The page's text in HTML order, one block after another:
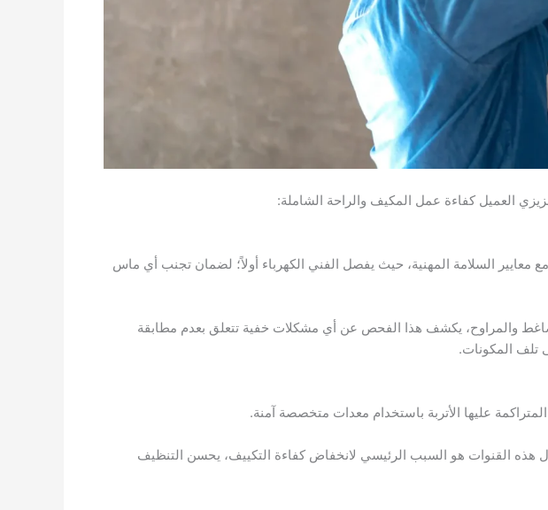
العميل كفاءة عمل المكيف والراحة الشاملة:
السلامة المهنية، حيث يفصل الفني الكهرباء أولاً؛ لضمان تجنب أي ماس
للضاغط والمراوح، يكشف هذا الفحص عن أي مشكلات خفية تتعلق بعدم مطابقة
تلف المكونات.
عليها الأتربة باستخدام معدات متخصصة آمنة.
هذه القنوات هو السبب الرئيسي لانخفاض كفاءة التكييف، يحسن التنظيف